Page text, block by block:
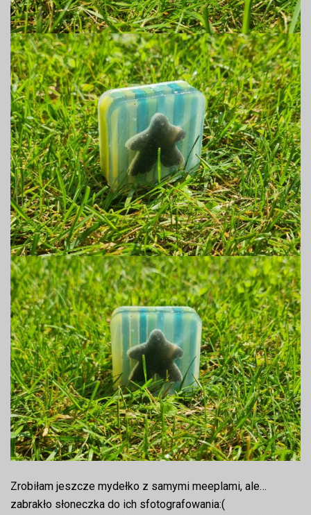
Zrobiłam jeszcze mydełko z samymi meeplami, ale…
zabrakło słoneczka do ich sfotografowania:(